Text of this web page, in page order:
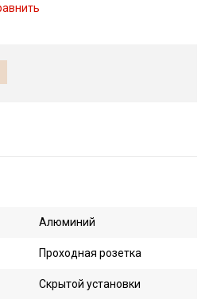
Алюминий
Проходная розетка
Скрытой установки